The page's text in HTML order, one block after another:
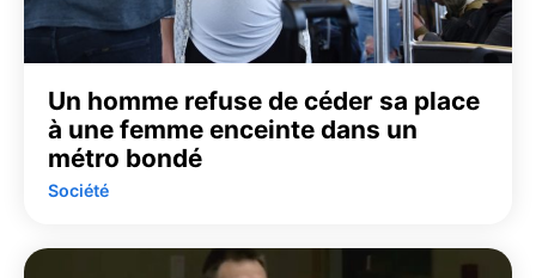
Un homme refuse de céder sa place
à une femme enceinte dans un
métro bondé
Société